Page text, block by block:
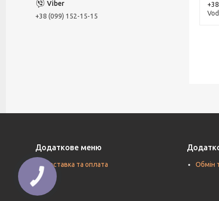
+38 (099) 152-15-15
Додаткове меню
Доставка та оплата Обмін